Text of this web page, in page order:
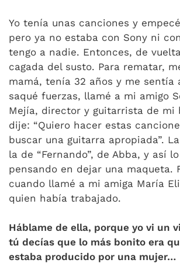
Yo tenía unas canciones y
pero ya no estaba con Sony ni
tengo a nadie. Entonces, de
cagada del susto. Para rematar,
mamá, tenía 32 años y me sentía
saqué fuerzas, llamé a mi amigo
Mejía, director y guitarrista de mi
dije: “Quiero hacer estas
buscar una guitarra apropiada”.
la de “Fernando”, de Abba, y así
pensando en dejar una maqueta.
cuando llamé a mi amiga María
quien había trabajado.
Háblame de ella, porque yo vi un
tú decías que lo más bonito era
estaba producido por una mujer…